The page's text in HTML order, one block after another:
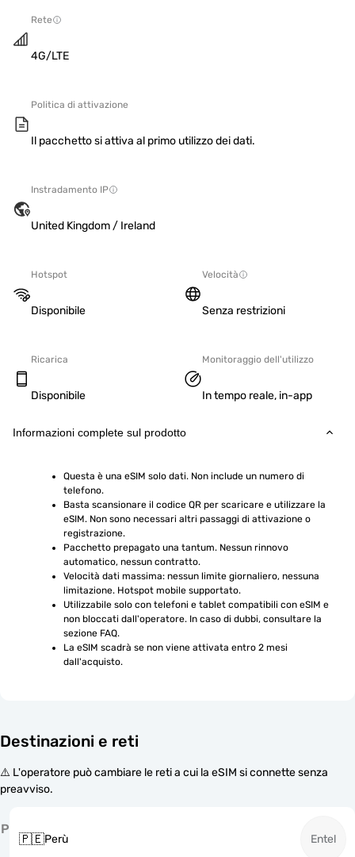
Rete
4G/LTE
Politica di attivazione
Il pacchetto si attiva al primo utilizzo dei dati.
Instradamento IP
United Kingdom / Ireland
Hotspot
Disponibile
Velocità
Senza restrizioni
Ricarica
Disponibile
Monitoraggio dell'utilizzo
In tempo reale, in-app
Informazioni complete sul prodotto
Questa è una eSIM solo dati. Non include un numero di
telefono.
Basta scansionare il codice QR per scaricare e utilizzare la
eSIM. Non sono necessari altri passaggi di attivazione o
registrazione.
Pacchetto prepagato una tantum. Nessun rinnovo
automatico, nessun contratto.
Velocità dati massima: nessun limite giornaliero, nessuna
limitazione. Hotspot mobile supportato.
Utilizzabile solo con telefoni e tablet compatibili con eSIM e
non bloccati dall'operatore. In caso di dubbi, consultare la
sezione FAQ.
La eSIM scadrà se non viene attivata entro 2 mesi
dall'acquisto.
Destinazioni e reti
⚠️ L'operatore può cambiare le reti a cui la eSIM si connette senza
preavviso.
P
🇵🇪Perù Entel